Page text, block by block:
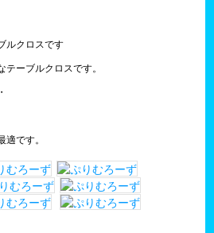
ルクロスです
ーブルクロスです。
です。